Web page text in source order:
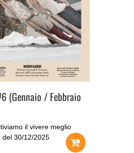
(Gennaio / Febbraio
il vivere meglio
del 30/12/2025